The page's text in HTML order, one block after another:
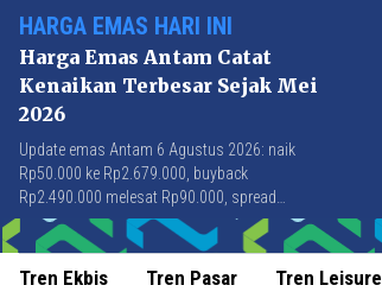
HARGA EMAS HARI INI
Harga Emas Antam Catat
Kenaikan Terbesar Sejak Mei
2026
Update emas Antam 6 Agustus 2026: naik
Rp50.000 ke Rp2.679.000, buyback
Rp2.490.000 melesat Rp90.000, spread
Rp189.000 tersempit sejak awal April 2026.
Tren Ekbis Tren Pasar Tren Leisure